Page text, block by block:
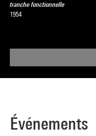
tranche fonctionnelle
1954
Événements